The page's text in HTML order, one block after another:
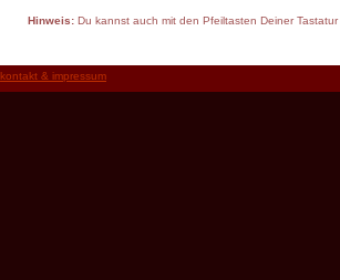
Hinweis:Du kannst auch mit den Pfeiltasten Deiner Tastatur
kontakt & impressum